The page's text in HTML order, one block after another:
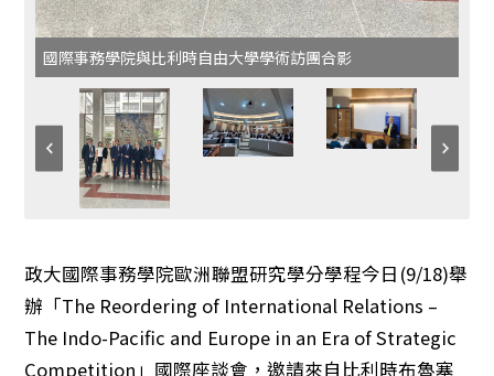
國際事務學院與比利時自由大學學術訪團合影
政大國際事務學院歐洲聯盟研究學分學程今日(9/18)舉
辦「The Reordering of International Relations –
The Indo-Pacific and Europe in an Era of Strategic
Competition」國際座談會，邀請來自比利時布魯塞